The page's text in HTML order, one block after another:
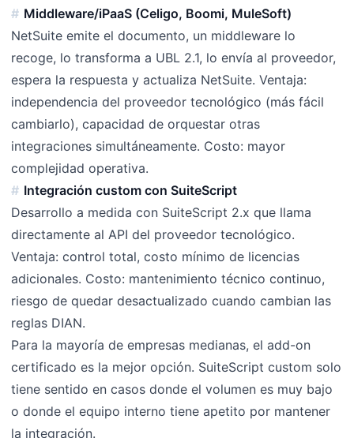
Middleware/iPaaS (Celigo, Boomi, MuleSoft)
NetSuite emite el documento, un middleware lo
recoge, lo transforma a UBL 2.1, lo envía al proveedor,
espera la respuesta y actualiza NetSuite. Ventaja:
independencia del proveedor tecnológico (más fácil
cambiarlo), capacidad de orquestar otras
integraciones simultáneamente. Costo: mayor
complejidad operativa.
Integración custom con SuiteScript
Desarrollo a medida con SuiteScript 2.x que llama
directamente al API del proveedor tecnológico.
Ventaja: control total, costo mínimo de licencias
adicionales. Costo: mantenimiento técnico continuo,
riesgo de quedar desactualizado cuando cambian las
reglas DIAN.
Para la mayoría de empresas medianas, el add-on
certificado es la mejor opción. SuiteScript custom solo
tiene sentido en casos donde el volumen es muy bajo
o donde el equipo interno tiene apetito por mantener
la integración.